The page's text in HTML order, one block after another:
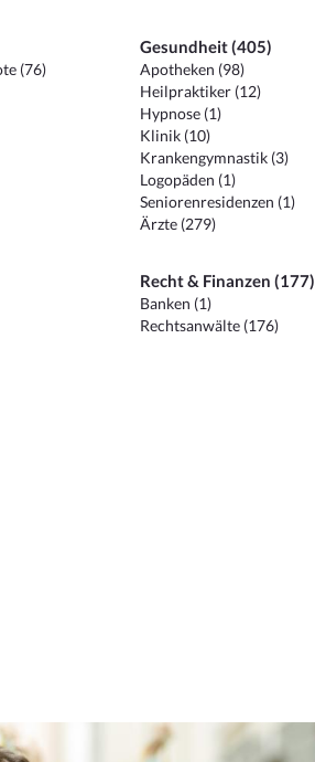
(76)
Gesundheit (405)
Apotheken (98)
Heilpraktiker (12)
Hypnose (1)
Klinik (10)
Krankengymnastik (3)
Logopäden (1)
Seniorenresidenzen (1)
Ärzte (279)
Recht & Finanzen (177)
Banken (1)
Rechtsanwälte (176)